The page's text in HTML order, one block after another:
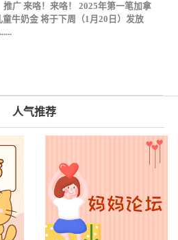
广 来咯！来咯！ 2025年第一笔加拿
童牛奶金 将于下周（1月20日）发放
人气推荐